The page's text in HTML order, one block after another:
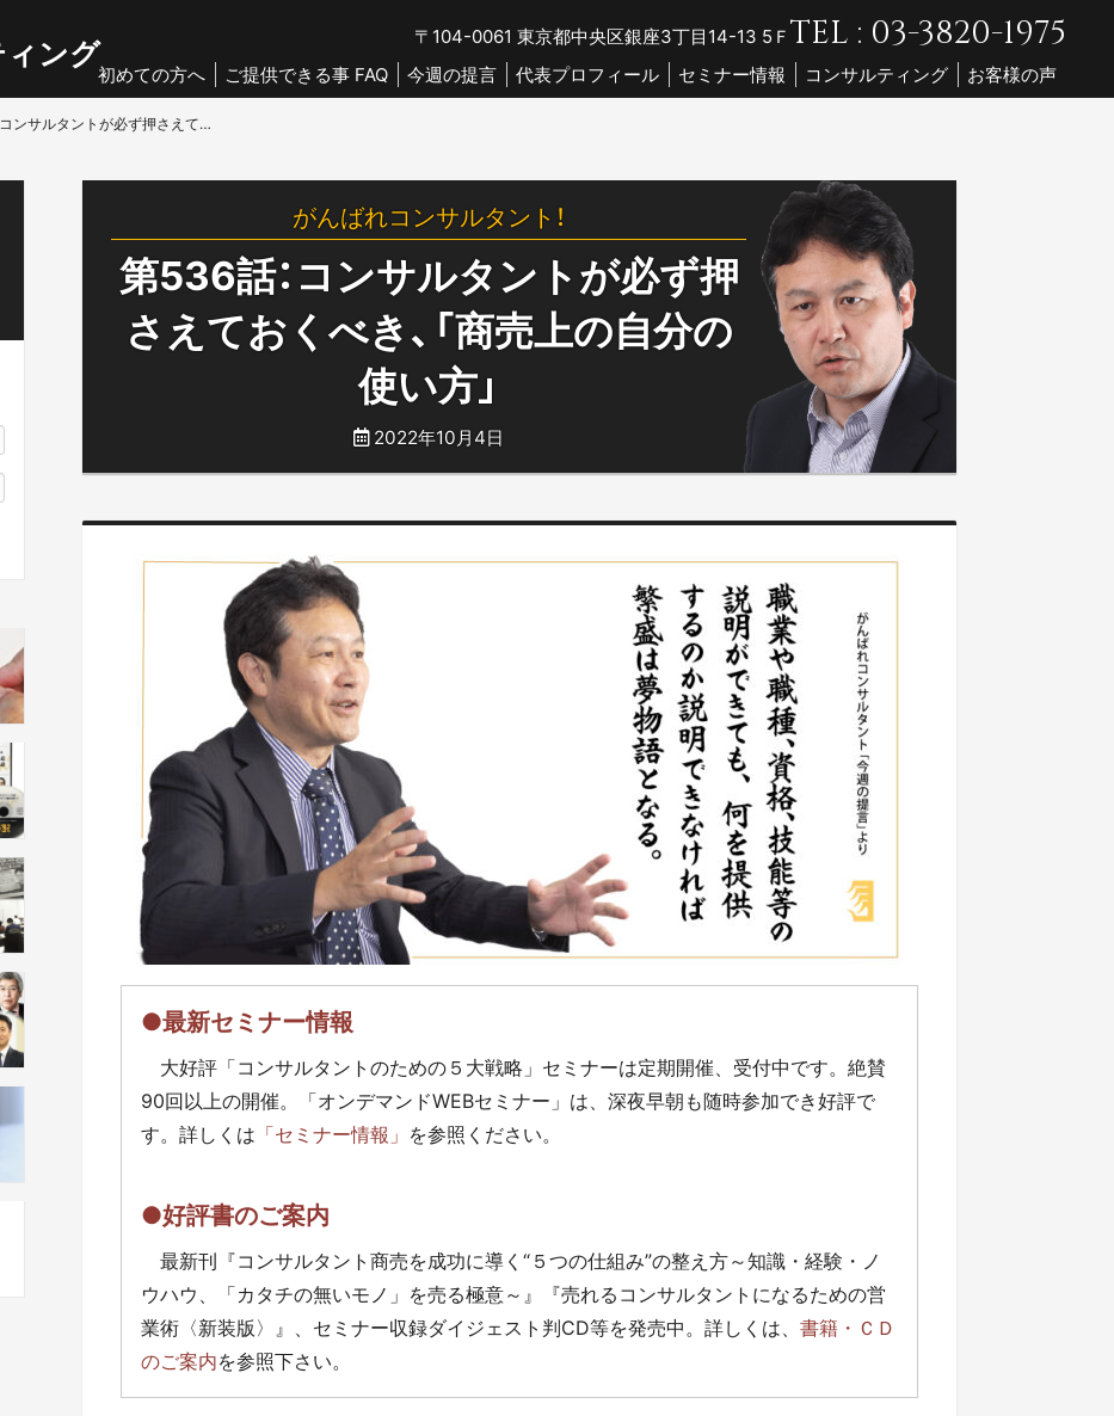
ング 〒104-0061 東京都中央区銀座3丁目14-13 5Ｆ TEL : 03-3820-1975
初めての方へ ご提供できる事 FAQ 今週の提言 代表プロフィール セミナー情報 コンサルティング お客様の声
第536話：コンサルタントが必ず押さえておくべき、「商売上の自分の使い方」
がんばれコンサルタント！
第536話：コンサルタントが必ず押
さえておくべき、「商売上の自分の
使い方」
2022年10月4日
●最新セミナー情報
大好評「コンサルタントのための５大戦略」セミナーは定期開催、受付中です。絶賛
90回以上の開催。「オンデマンドWEBセミナー」は、深夜早朝も随時参加でき好評で
す。詳しくは 「セミナー情報」 を参照ください。
●好評書のご案内
最新刊『コンサルタント商売を成功に導く“５つの仕組み”の整え方～知識・経験・ノ
ウハウ、「カタチの無いモノ」を売る極意～』『売れるコンサルタントになるための営
業術〈新装版〉』、セミナー収録ダイジェスト判CD等を発売中。詳しくは、 書籍・ＣＤ
のご案内を参照下さい。